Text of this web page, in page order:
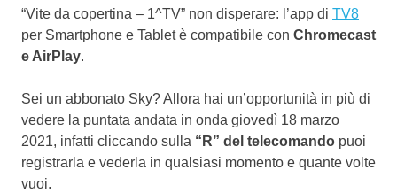
“Vite da copertina – 1^TV” non disperare: l’app di TV8
per Smartphone e Tablet è compatibile con Chromecast
e AirPlay.
Sei un abbonato Sky? Allora hai un’opportunità in più di
vedere la puntata andata in onda giovedì 18 marzo
2021, infatti cliccando sulla “R” del telecomando puoi
registrarla e vederla in qualsiasi momento e quante volte
vuoi.